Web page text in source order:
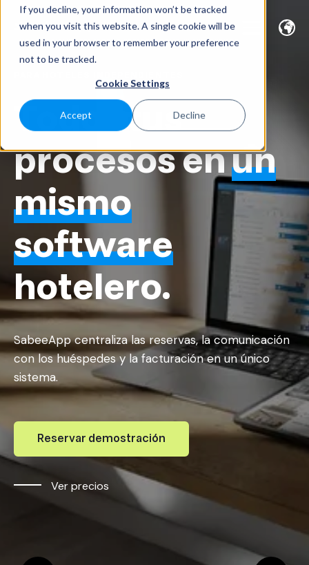
If you decline, your information won’t be tracked
when you visit this website. A single cookie will be
used in your browser to remember your preference
not to be tracked.
Cookie Settings
Accept Decline
Todos tus
procesos enun
mismo
software
hotelero.
SabeeApp centraliza las reservas, la comunicación
con los huéspedes y la facturación en un único
sistema.
Reservar demostración
Ver precios